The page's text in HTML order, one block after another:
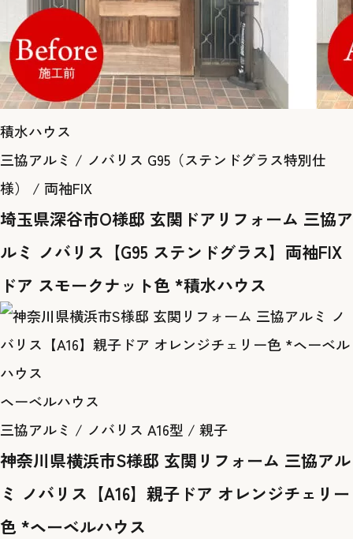
積水ハウス
三協アルミ / ノバリス G95（ステンドグラス特別仕
様） / 両袖FIX
埼玉県深谷市O様邸 玄関ドアリフォーム 三協ア
ルミ ノバリス【G95 ステンドグラス】両袖FIX
ドア スモークナット色 *積水ハウス
ヘーベルハウス
三協アルミ / ノバリス A16型 / 親子
神奈川県横浜市S様邸 玄関リフォーム 三協アル
ミ ノバリス【A16】親子ドア オレンジチェリー
色 *ヘーベルハウス